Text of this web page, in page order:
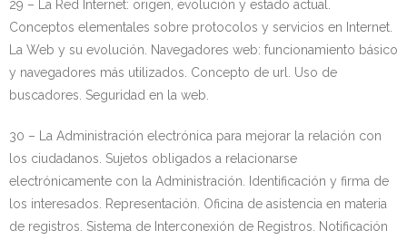
29 – La Red Internet: origen, evolución y estado actual.
Conceptos elementales sobre protocolos y servicios en Internet.
La Web y su evolución. Navegadores web: funcionamiento básico
y navegadores más utilizados. Concepto de url. Uso de
buscadores. Seguridad en la web.
30 – La Administración electrónica para mejorar la relación con
los ciudadanos. Sujetos obligados a relacionarse
electrónicamente con la Administración. Identificación y firma de
los interesados. Representación. Oficina de asistencia en materia
de registros. Sistema de Interconexión de Registros. Notificación